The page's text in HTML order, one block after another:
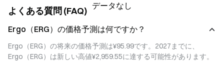
データなし
よくある質問 (FAQ)
Ergo（ERG）の価格予測は何ですか？
Ergo（ERG）の将来の価格予測は¥95.99です。2027までに、
Ergo（ERG）は新しい高値¥2,959.55に達する可能性があります。